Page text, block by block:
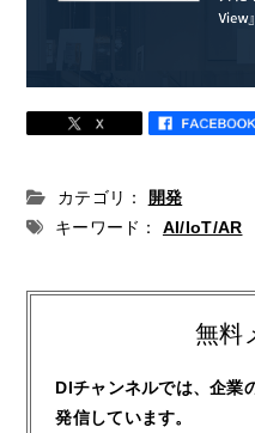
カテゴリ：
開発
キーワード：
AI/IoT/AR
無料
DIチャンネルでは、企業
発信しています。